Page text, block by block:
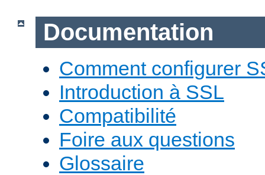
Documentation
Comment configurer
Introduction à SSL
Compatibilité
Foire aux questions
Glossaire